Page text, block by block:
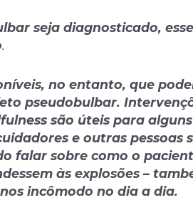
seja diagnosticado,
.
no entanto, que
pseudobulbar.
são úteis para alguns
e outras pessoas
falar sobre como o
às explosões –
incômodo no dia a dia.